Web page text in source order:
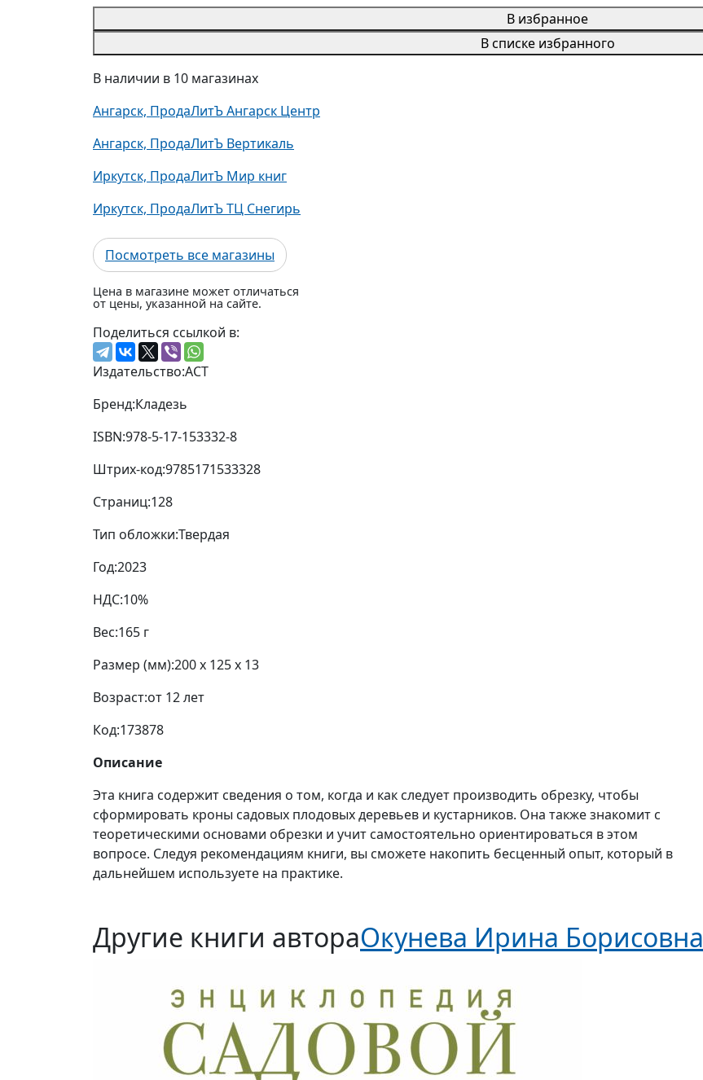
В избранное
В списке избранного
В наличии в 10 магазинах
Ангарск, ПродаЛитЪ Ангарск Центр
Ангарск, ПродаЛитЪ Вертикаль
Иркутск, ПродаЛитЪ Мир книг
Иркутск, ПродаЛитЪ ТЦ Снегирь
Посмотреть все магазины
Цена в магазине может отличаться
от цены, указанной на сайте.
Поделиться ссылкой в:
Издательство:АСТ
Бренд:Кладезь
ISBN:978-5-17-153332-8
Штрих-код:9785171533328
Страниц:128
Тип обложки:Твердая
Год:2023
НДС:10%
Вес:165 г
Размер (мм):200 x 125 x 13
Возраст:от 12 лет
Код:173878
Описание
Эта книга содержит сведения о том, когда и как следует производить обрезку, чтобы
сформировать кроны садовых плодовых деревьев и кустарников. Она также знакомит с
теоретическими основами обрезки и учит самостоятельно ориентироваться в этом
вопросе. Следуя рекомендациям книги, вы сможете накопить бесценный опыт, который в
дальнейшем используете на практике.
Другие книги автораОкунева Ирина Борисовна